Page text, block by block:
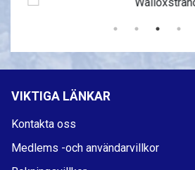
VIKTIGA LÄNKAR
Kontakta oss
Medlems -och användarvillkor